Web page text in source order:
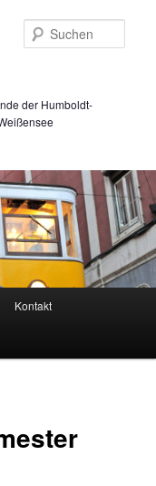
der Humboldt-
Kontakt